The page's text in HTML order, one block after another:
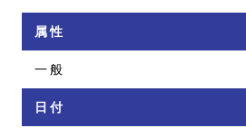
属性
一般
日付